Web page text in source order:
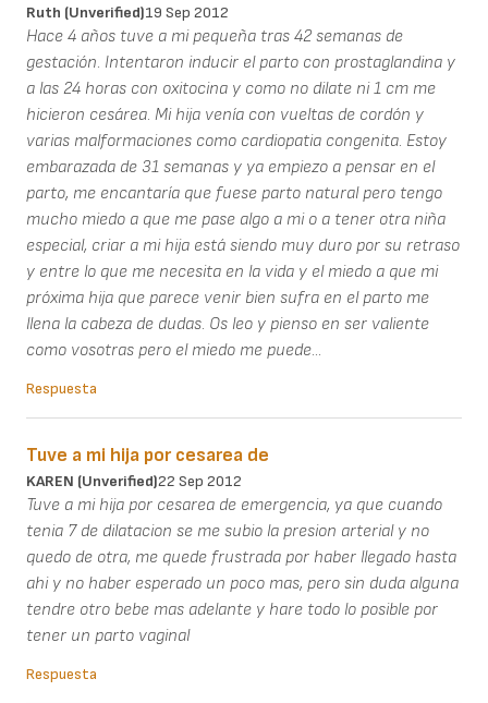
Ruth (unverified)19 Sep 2012
Hace 4 años tuve a mi pequeña tras 42 semanas de
gestación. Intentaron inducir el parto con prostaglandina y
a las 24 horas con oxitocina y como no dilate ni 1 cm me
hicieron cesárea. Mi hija venía con vueltas de cordón y
varias malformaciones como cardiopatia congenita. Estoy
embarazada de 31 semanas y ya empiezo a pensar en el
parto, me encantaría que fuese parto natural pero tengo
mucho miedo a que me pase algo a mi o a tener otra niña
especial, criar a mi hija está siendo muy duro por su retraso
y entre lo que me necesita en la vida y el miedo a que mi
próxima hija que parece venir bien sufra en el parto me
llena la cabeza de dudas. Os leo y pienso en ser valiente
como vosotras pero el miedo me puede...
Respuesta
Tuve a mi hija por cesarea de
KAREN (unverified)22 Sep 2012
Tuve a mi hija por cesarea de emergencia, ya que cuando
tenia 7 de dilatacion se me subio la presion arterial y no
quedo de otra, me quede frustrada por haber llegado hasta
ahi y no haber esperado un poco mas, pero sin duda alguna
tendre otro bebe mas adelante y hare todo lo posible por
tener un parto vaginal
Respuesta